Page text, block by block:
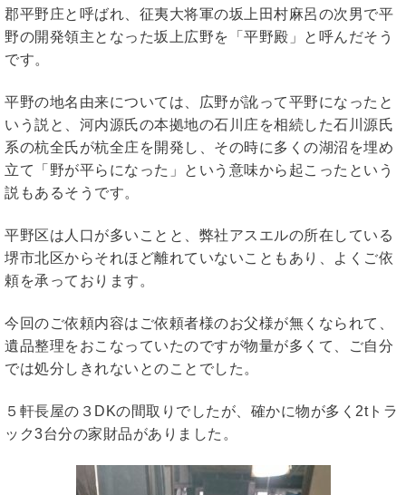
郡平野庄と呼ばれ、征夷大将軍の坂上田村麻呂の次男で平
野の開発領主となった坂上広野を「平野殿」と呼んだそう
です。
平野の地名由来については、広野が訛って平野になったと
いう説と、河内源氏の本拠地の石川庄を相続した石川源氏
系の杭全氏が杭全庄を開発し、その時に多くの湖沼を埋め
立て「野が平らになった」という意味から起こったという
説もあるそうです。
平野区は人口が多いことと、弊社アスエルの所在している
堺市北区からそれほど離れていないこともあり、よくご依
頼を承っております。
今回のご依頼内容はご依頼者様のお父様が無くなられて、
遺品整理をおこなっていたのですが物量が多くて、ご自分
では処分しきれないとのことでした。
５軒長屋の３DKの間取りでしたが、確かに物が多く2tトラ
ック3台分の家財品がありました。